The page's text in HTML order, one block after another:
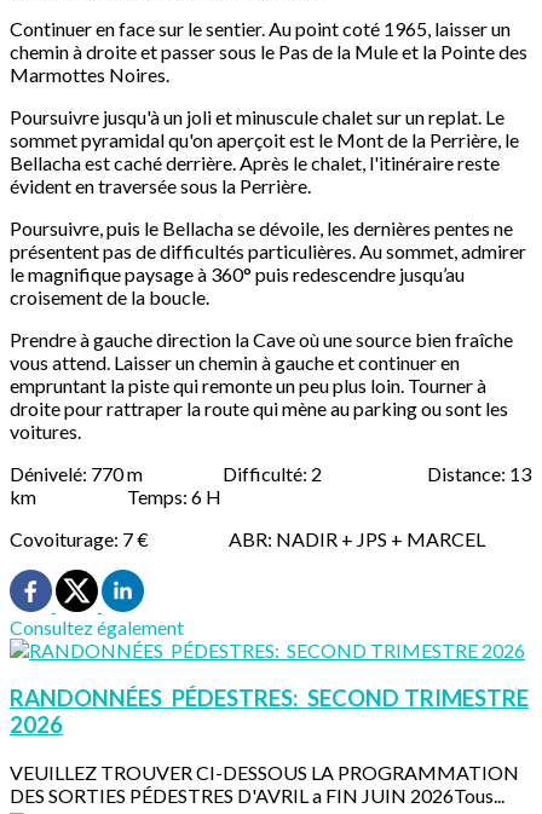
Continuer en face sur le sentier. Au point coté 1965, laisser un
chemin à droite et passer sous le Pas de la Mule et la Pointe des
Marmottes Noires.
Poursuivre jusqu'à un joli et minuscule chalet sur un replat. Le
sommet pyramidal qu'on aperçoit est le Mont de la Perrière, le
Bellacha est caché derrière. Après le chalet, l'itinéraire reste
évident en traversée sous la Perrière.
Poursuivre, puis le Bellacha se dévoile, les dernières pentes ne
présentent pas de difficultés particulières. Au sommet, admirer
le magnifique paysage à 360° puis redescendre jusqu’au
croisement de la boucle.
Prendre à gauche direction la Cave où une source bien fraîche
vous attend. Laisser un chemin à gauche et continuer en
empruntant la piste qui remonte un peu plus loin. Tourner à
droite pour rattraper la route qui mène au parking ou sont les
voitures.
Dénivelé: 770 m Difficulté: 2 Distance: 13
km Temps: 6 H
Covoiturage: 7 € ABR: NADIR + JPS + MARCEL
Consultez également
RANDONNÉES PÉDESTRES: SECOND TRIMESTRE
2026
VEUILLEZ TROUVER CI-DESSOUS LA PROGRAMMATION
DES SORTIES PÉDESTRES D'AVRIL a FIN JUIN 2026Tous...